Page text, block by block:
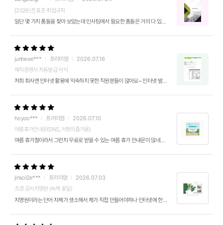
[2026년] 표준 취업규칙
일단 몇 가지 폼들을 찾아 보았는데 인사팀에서 필요한 폼들은 거의 다 있는 것 같아 컨펌 받아 프리미엄 1년 이용해보려고 합니다 폼 만들 시간 단축할 수 있고 내...
junheee*** 프리미엄
2026.07.16
재직증명서 자동발급 서식
저희 회사엔 인터넷 활용에 익숙하지 못한 직원분들이 많아요~ 인터넷 발급도 가능하지만 회사로 요구하는 직원들이 대부분이라... 제가 만들어둔 재직증명서에 내용을...
hoyoo*** 프리미엄
2026.07.10
여름휴가안내문(SNS_서핑의즐거움)
여름 휴가철이라서 그런지 무료로 받을 수 있는 여름 휴가 안내문이 많네용 거기다 프리미엄 회원이면 일정 기간동안 무료로 제공되는 디자인 패키지도 있어 저는 하계 ...
jinsol2e*** 프리미엄
2026.07.03
조경 공사지명원 (녹색 꽃잎)
지명원이라는 단어 자체가 생소해서 제가 직접 만들어야하나 인터넷에 한참을 뒤졋다가 알게되었습니다. 마침 프리미엄 회원이라 건축공사 지명원이라는게 PPT로 된 이런...